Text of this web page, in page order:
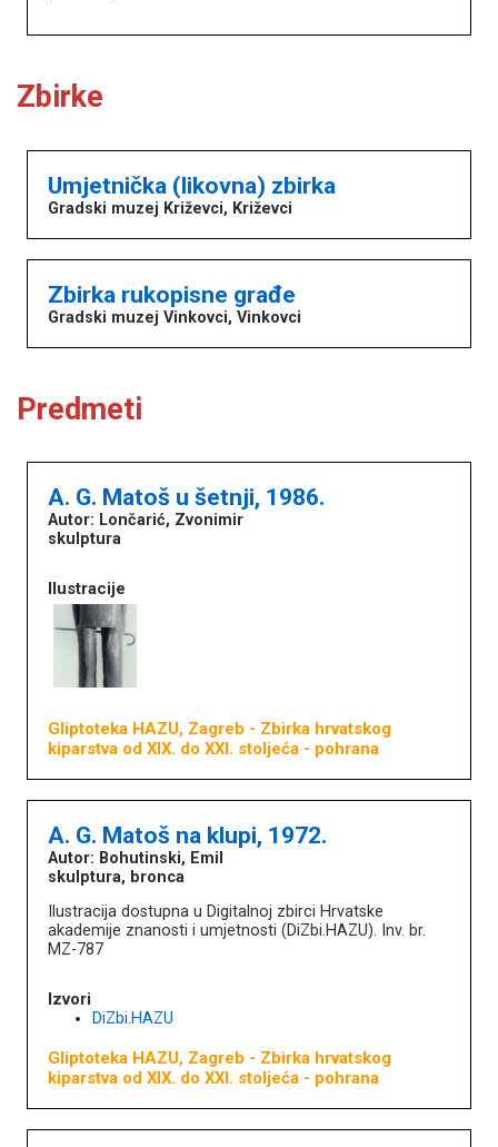
Zbirke
Umjetnička (likovna) zbirka
Gradski muzej Križevci, Križevci
Zbirka rukopisne građe
Gradski muzej Vinkovci, Vinkovci
Predmeti
A. G. Matoš u šetnji, 1986.
Autor: Lončarić, Zvonimir
skulptura
Ilustracije
Gliptoteka HAZU, Zagreb - Zbirka hrvatskog
kiparstva od XIX. do XXI. stoljeća - pohrana
A. G. Matoš na klupi, 1972.
Autor: Bohutinski, Emil
skulptura, bronca
Ilustracija dostupna u Digitalnoj zbirci Hrvatske
akademije znanosti i umjetnosti (DiZbi.HAZU). Inv. br.
MZ-787
Izvori
DiZbi.HAZU
Gliptoteka HAZU, Zagreb - Zbirka hrvatskog
kiparstva od XIX. do XXI. stoljeća - pohrana